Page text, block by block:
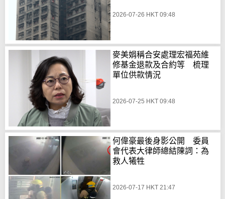
2026-07-26 HKT 09:48
麥美娟稱合安處理宏福苑維
修基金退款及合約等 梳理
單位供款情況
2026-07-25 HKT 09:48
何偉豪最後身影公開 委員
會代表大律師總結陳詞：為
救人犧牲
2026-07-17 HKT 21:47